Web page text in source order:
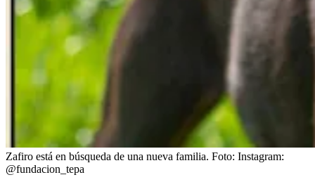
Zafiro está en búsqueda de una nueva familia. Foto: Instagram:
@fundacion_tepa